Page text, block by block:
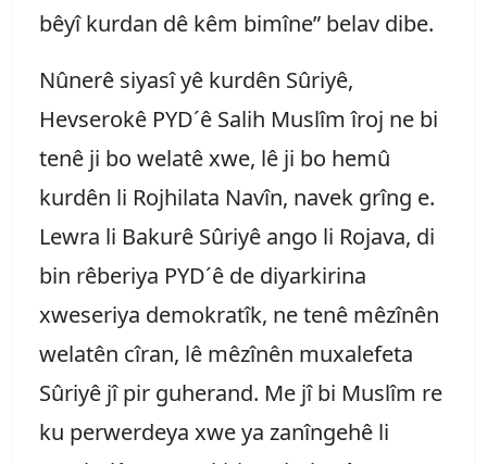
bêyî kurdan dê kêm bimîne” belav dibe.
Nûnerê siyasî yê kurdên Sûriyê,
Hevserokê PYD´ê Salih Muslîm îroj ne bi
tenê ji bo welatê xwe, lê ji bo hemû
kurdên li Rojhilata Navîn, navek grîng e.
Lewra li Bakurê Sûriyê ango li Rojava, di
bin rêberiya PYD´ê de diyarkirina
xweseriya demokratîk, ne tenê mêzînên
welatên cîran, lê mêzînên muxalefeta
Sûriyê jî pir guherand. Me jî bi Muslîm re
ku perwerdeya xwe ya zanîngehê li